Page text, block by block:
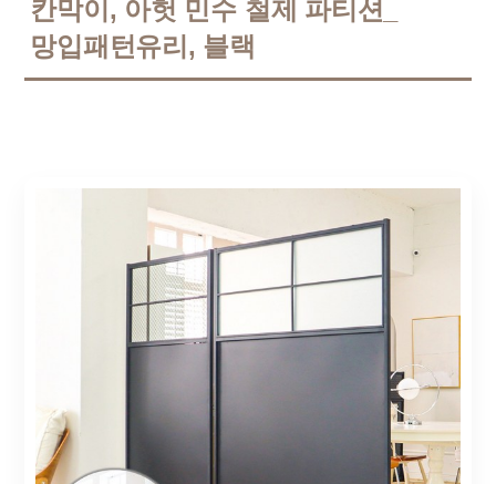
칸막이, 아헛 민수 철제 파티션_
망입패턴유리, 블랙